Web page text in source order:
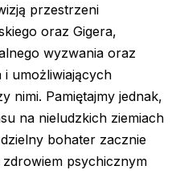
przestrzeni
oraz Gigera,
wyzwania oraz
i umożliwiających
nimi. Pamiętajmy jednak,
na nieludzkich ziemiach
bohater zacznie
psychicznym